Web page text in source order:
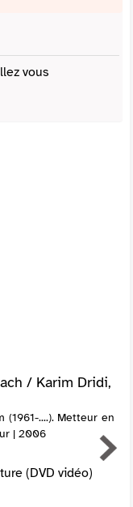
vous
/ Karim Dridi,
(1961-....). Metteur en
| 2006
(DVD vidéo)